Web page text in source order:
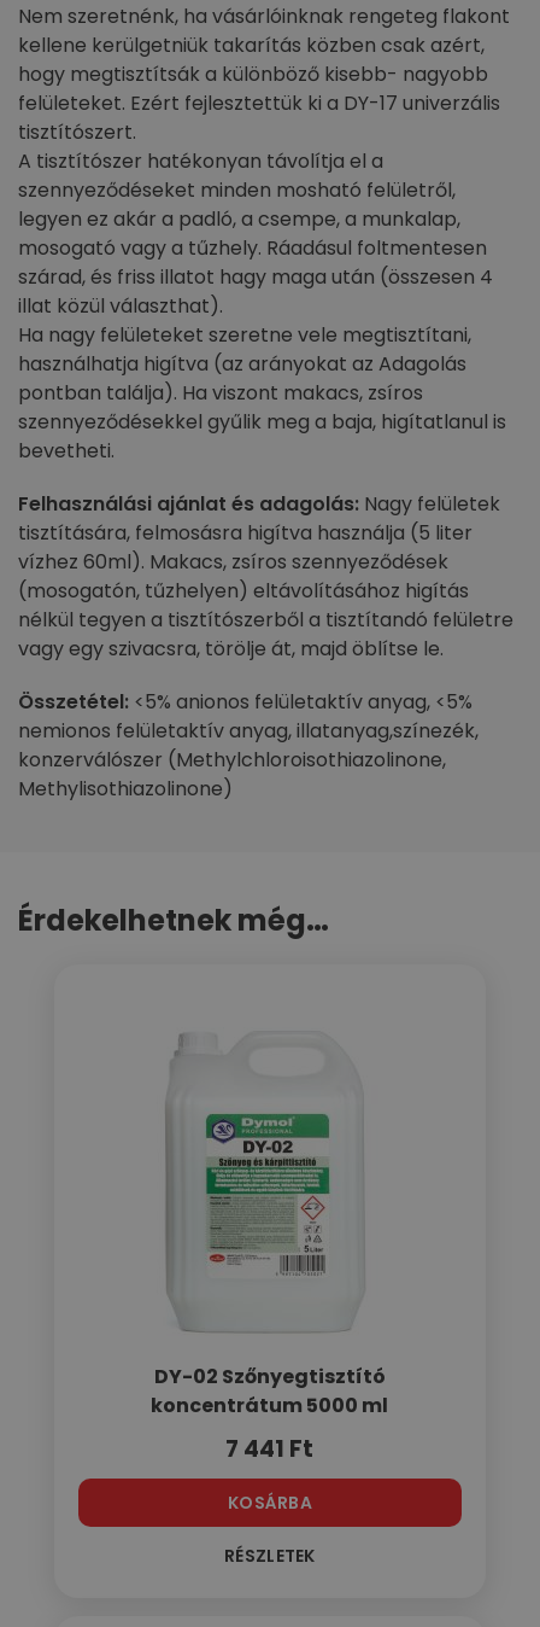
Nem szeretnénk, ha vásárlóinknak rengeteg flakont
kellene kerülgetniük takarítás közben csak azért,
hogy megtisztítsák a különböző kisebb- nagyobb
felületeket. Ezért fejlesztettük ki a DY-17 univerzális
tisztítószert.
A tisztítószer hatékonyan távolítja el a
szennyeződéseket minden mosható felületről,
legyen ez akár a padló, a csempe, a munkalap,
mosogató vagy a tűzhely. Ráadásul foltmentesen
szárad, és friss illatot hagy maga után (összesen 4
illat közül választhat).
Ha nagy felületeket szeretne vele megtisztítani,
használhatja higítva (az arányokat az Adagolás
pontban találja). Ha viszont makacs, zsíros
szennyeződésekkel gyűlik meg a baja, higítatlanul is
bevetheti.
Felhasználási ajánlat és adagolás: Nagy felületek
tisztítására, felmosásra higítva használja (5 liter
vízhez 60ml). Makacs, zsíros szennyeződések
(mosogatón, tűzhelyen) eltávolításához higítás
nélkül tegyen a tisztítószerből a tisztítandó felületre
vagy egy szivacsra, törölje át, majd öblítse le.
Összetétel: <5% anionos felületaktív anyag, <5%
nemionos felületaktív anyag, illatanyag,színezék,
konzerválószer (Methylchloroisothiazolinone,
Methylisothiazolinone)
Érdekelhetnek még…
DY-02 Szőnyegtisztító
koncentrátum 5000 ml
7 441 Ft
KOSÁRBA
RÉSZLETEK